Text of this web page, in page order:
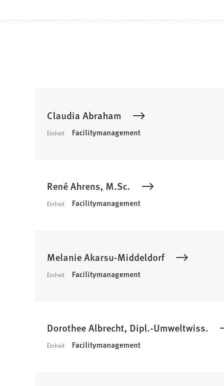
Claudia Abraham
Einheit Facilitymanagement
René Ahrens, M.Sc.
Einheit Facilitymanagement
Melanie Akarsu-Middeldorf
Einheit Facilitymanagement
Dorothee Albrecht, Dipl.-Umweltwiss.
Einheit Facilitymanagement